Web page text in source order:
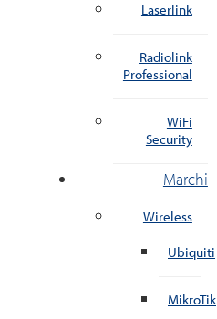
Laserlink
Radiolink
Professional
WiFi
Security
Marchi
Wireless
Ubiquiti
MikroTik